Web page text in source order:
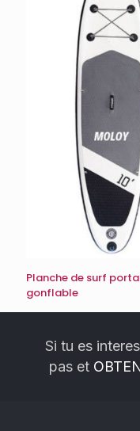
Planche de surf
gonflable
Si tu es
pas et